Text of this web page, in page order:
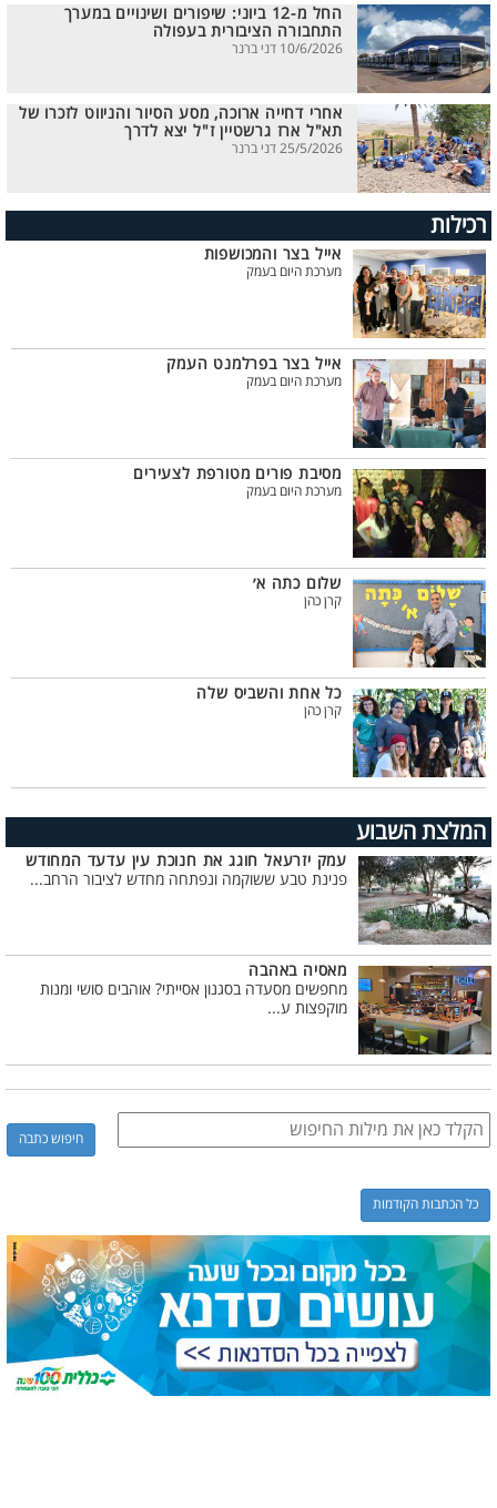
החל מ-12 ביוני: שיפורים ושינויים במערך
התחבורה הציבורית בעפולה
10/6/2026 דני ברנר
אחרי דחייה ארוכה, מסע הסיור והניווט לזכרו של
תא"ל ארז גרשטיין ז"ל יצא לדרך
25/5/2026 דני ברנר
רכילות
אייל בצר והמכושפות
מערכת היום בעמק
אייל בצר בפרלמנט העמק
מערכת היום בעמק
מסיבת פורים מטורפת לצעירים
מערכת היום בעמק
שלום כתה א׳
קרן כהן
כל אחת והשביס שלה
קרן כהן
המלצת השבוע
עמק יזרעאל חוגג את חנוכת עין עדעד המחודש
פנינת טבע ששוקמה ונפתחה מחדש לציבור הרחב...
מאסיה באהבה
מחפשים מסעדה בסגנון אסייתי? אוהבים סושי ומנות
מוקפצות ע...
כל הכתבות הקודמות